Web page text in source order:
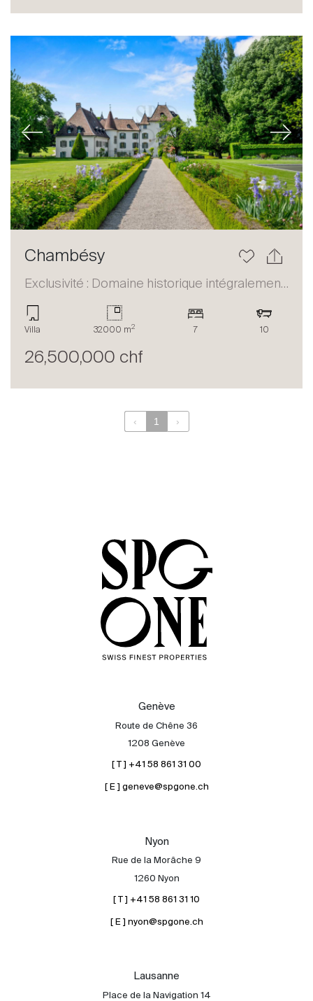
Acheter
Louer
International
Vendre
Previous Next
Chambésy
Exclusivité : Domaine historique intégralement restauré
Villa 32000 m2 7 10
26,500,000 chf
‹ 1 ›
Genève
Route de Chêne 36
1208 Genève
[ T ] +41 58 861 31 00
[ E ] geneve@spgone.ch
Nyon
Rue de la Morâche 9
1260 Nyon
[ T ] +41 58 861 31 10
[ E ] nyon@spgone.ch
Lausanne
Place de la Navigation 14